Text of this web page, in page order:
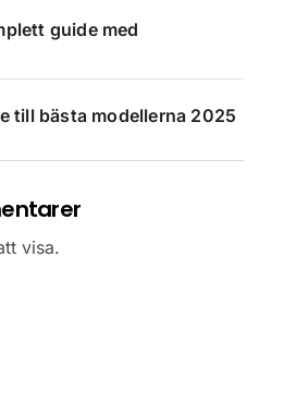
guide med
till bästa modellerna 2025
visa.